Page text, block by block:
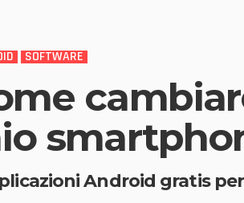
SOFTWARE
Android gratis